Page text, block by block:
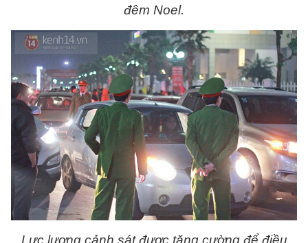
đêm Noel.
Lực lượng cảnh sát được tăng cường để điều